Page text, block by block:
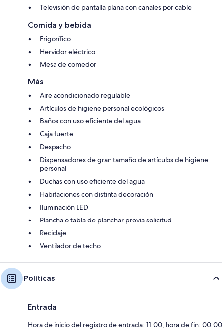
Televisión de pantalla plana con canales por cable
Comida y bebida
Frigorífico
Hervidor eléctrico
Mesa de comedor
Más
Aire acondicionado regulable
Artículos de higiene personal ecológicos
Baños con uso eficiente del agua
Caja fuerte
Despacho
Dispensadores de gran tamaño de artículos de higiene
personal
Duchas con uso eficiente del agua
Habitaciones con distinta decoración
Iluminación LED
Plancha o tabla de planchar previa solicitud
Reciclaje
Ventilador de techo
Políticas
Entrada
Hora de inicio del registro de entrada: 11:00; hora de fin: 00:00